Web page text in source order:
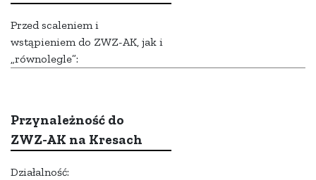
Przed scaleniem i
wstąpieniem do ZWZ-AK, jak i
„równolegle”:
Przynależność do
ZWZ-AK na Kresach
Działalność: